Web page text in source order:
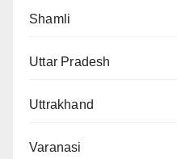
Shamli
Uttar Pradesh
Uttrakhand
Varanasi